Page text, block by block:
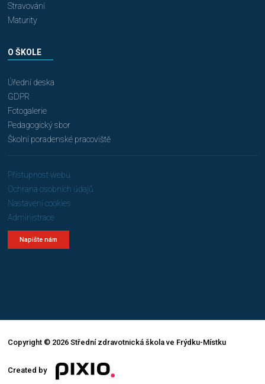
Stravování
Maturity
O ŠKOLE
Úřední deska
GDPR
Fotogalerie
Pedagogický sbor
Školní poradenské pracoviště
Přístupnost webu
Ochrana osobních údajů
Nastavení cookies
Administrace
Napište nám
Copyright © 2026 Střední zdravotnická škola ve Frýdku-Místku
Created by